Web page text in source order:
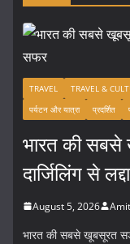
TRAVEL TRAVEL &
पर्यटन और यात्रा
प्रदर्शित
भारत की
दार्जिलिंग से
August 5, 2026
भारत की सबसे खूबसूरत